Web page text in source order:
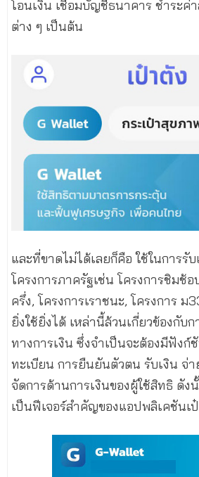
โอนเงิน เชื่อมบัญชีธนาคาร ชำระค่
ต่าง ๆ เป็นต้น
และที่ขาดไม่ได้เลยก็คือ ใช้ในการรั
โครงการภาครัฐเช่น โครงการชิมช้
ครึ่ง, โครงการเราชนะ, โครงการ ม
ยิ่งใช้ยิ่งได้ เหล่านี้ล้วนเกี่ยวข้องกับก
ทางการเงิน ซึ่งจำเป็นจะต้องมีฟังก์
ทะเบียน การยืนยันตัวตน รับเงิน จ่า
จัดการด้านการเงินของผู้ใช้สิทธิ ดัง
เป็นฟีเจอร์สำคัญของแอปพลิเคชันเ